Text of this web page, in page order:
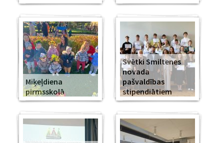
Miķeļdiena
pirmsskolā
Svētki Smiltenes
novada
pašvaldības
stipendiātiem